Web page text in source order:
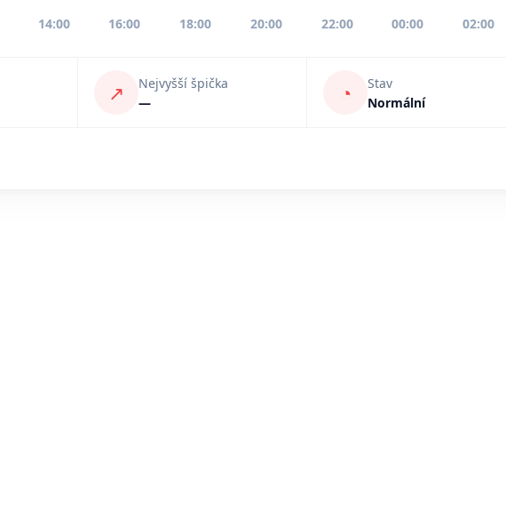
14:00 16:00 18:00 20:00 22:00 00:00 02:00
↗
Nejvyšší špička
—
◔
Stav
Normální